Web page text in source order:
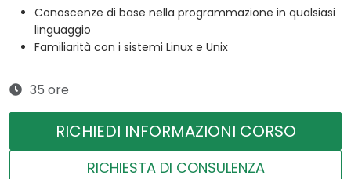
Conoscenze di base nella programmazione in qualsiasi
linguaggio
Familiarità con i sistemi Linux e Unix
35 ore
RICHIEDI INFORMAZIONI CORSO
RICHIESTA DI CONSULENZA